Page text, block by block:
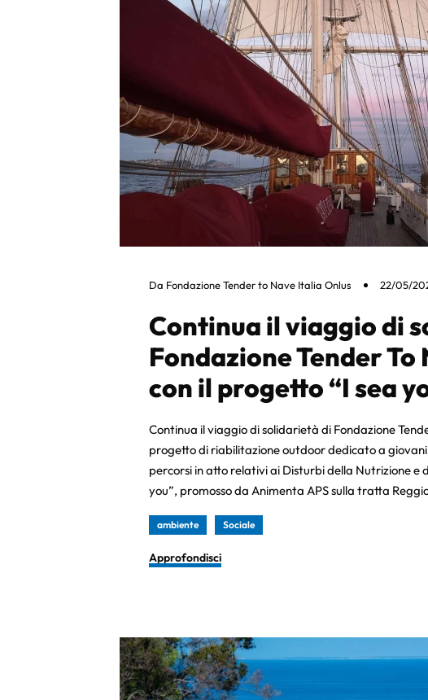
Da Fondazione Tender to Nave Italia Onlus 22/05/
Continua il viaggio di
Fondazione Tender
con il progetto “I sea
Continua il viaggio di solidarietà di Fondazione
progetto di riabilitazione outdoor dedicato a
percorsi in atto relativi ai Disturbi della Nutrizione e
you”, promosso da Animenta APS sulla tratta
ambiente Sociale
Approfondisci